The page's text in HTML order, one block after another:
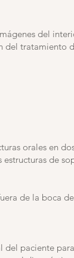
del
del tratamiento
orales en
de
de la boca
paciente